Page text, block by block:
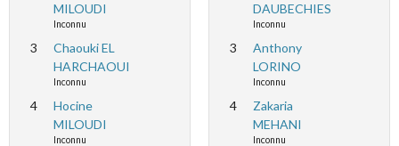
MILOUDI
Inconnu
3
Chaouki EL
HARCHAOUI
Inconnu
4
Hocine
MILOUDI
Inconnu
DAUBECHIES
Inconnu
3
Anthony
LORINO
Inconnu
4
Zakaria
MEHANI
Inconnu